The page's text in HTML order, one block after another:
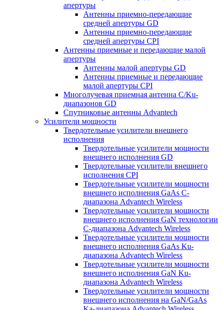
апертуры
Антенны приемно-передающие
средней апертуры GD
Антенны приемно-передающие
средней апертуры CPI
Антенны приемные и передающие малой
апертуры
Антенны малой апертуры GD
Антенны приемные и передающие
малой апертуры CPI
Многолучевая приемная антенна С/Ku-
диапазонов GD
Спутниковые антенны Advantech
Усилители мощности
Твердотельные усилители внешнего
исполнения
Твердотельные усилители мощности
внешнего исполнения GD
Твердотельные усилители внешнего
исполнения CPI
Твердотельные усилители мощности
внешнего исполнения GaAs С-
диапазона Advantech Wireless
Твердотельные усилители мощности
внешнего исполнения GaN технологии
С-диапазона Advantech Wireless
Твердотельные усилители мощности
внешнего исполнения GaAs Ku-
диапазона Advantech Wireless
Твердотельные усилители мощности
внешнего исполнения GaN Ku-
диапазона Advantech Wireless
Твердотельные усилители мощности
внешнего исполнения на GaN/GaAs